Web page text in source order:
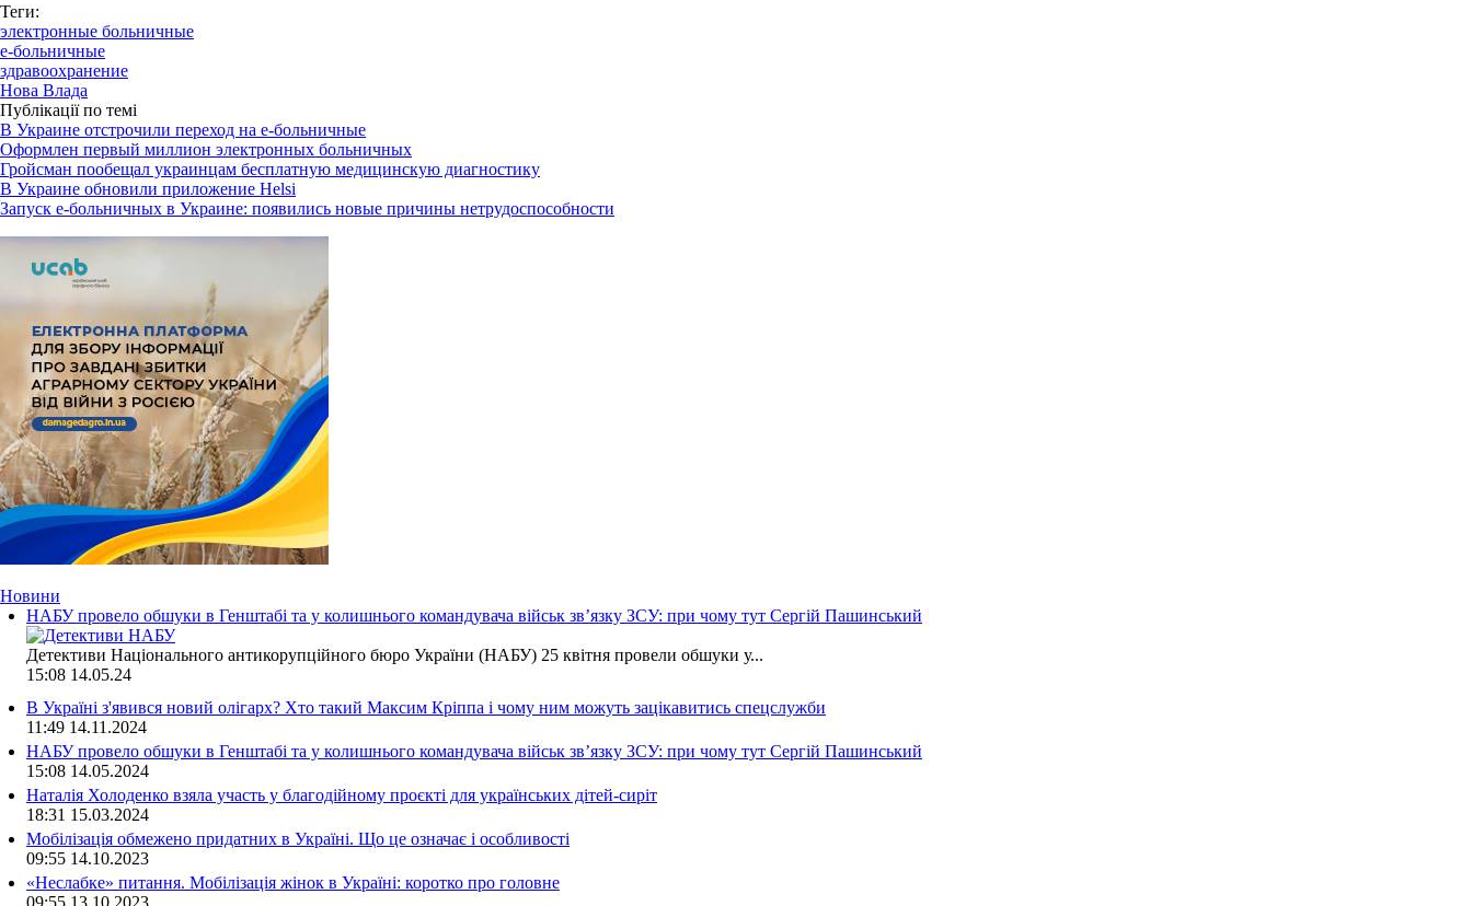
Теги:
электронные больничные
е-больничные
здравоохранение
Нова Влада
Публікації по темі
В Украине отстрочили переход на е-больничные
Оформлен первый миллион электронных больничных
Гройсман пообещал украинцам бесплатную медицинскую диагностику
В Украине обновили приложение Helsi
Запуск е-больничных в Украине: появились новые причины нетрудоспособности
Новини
НАБУ провело обшуки в Генштабі та у колишнього командувача військ зв’язку ЗСУ: при чому тут Сергій Пашинський
Детективи Національного антикорупційного бюро України (НАБУ) 25 квітня провели обшуки у...
15:08 14.05.24
В Україні з'явився новий олігарх? Хто такий Максим Кріппа і чому ним можуть зацікавитись спецслужби
11:49 14.11.2024
НАБУ провело обшуки в Генштабі та у колишнього командувача військ зв’язку ЗСУ: при чому тут Сергій Пашинський
15:08 14.05.2024
Наталія Холоденко взяла участь у благодійному проєкті для українських дітей-сиріт
18:31 15.03.2024
Мобілізація обмежено придатних в Україні. Що це означає і особливості
09:55 14.10.2023
«Неслабке» питання. Мобілізація жінок в Україні: коротко про головне
09:55 13.10.2023